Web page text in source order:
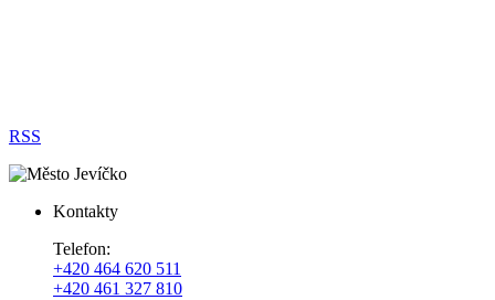
RSS
Kontakty
Telefon:
+420 464 620 511
+420 461 327 810